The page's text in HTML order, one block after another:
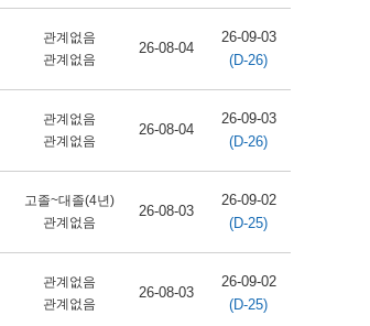
관계없음
관계없음
26-08-04
26-09-03
(D-26)
관계없음
관계없음
26-08-04
26-09-03
(D-26)
고졸~대졸(4년)
관계없음
26-08-03
26-09-02
(D-25)
관계없음
관계없음
26-08-03
26-09-02
(D-25)